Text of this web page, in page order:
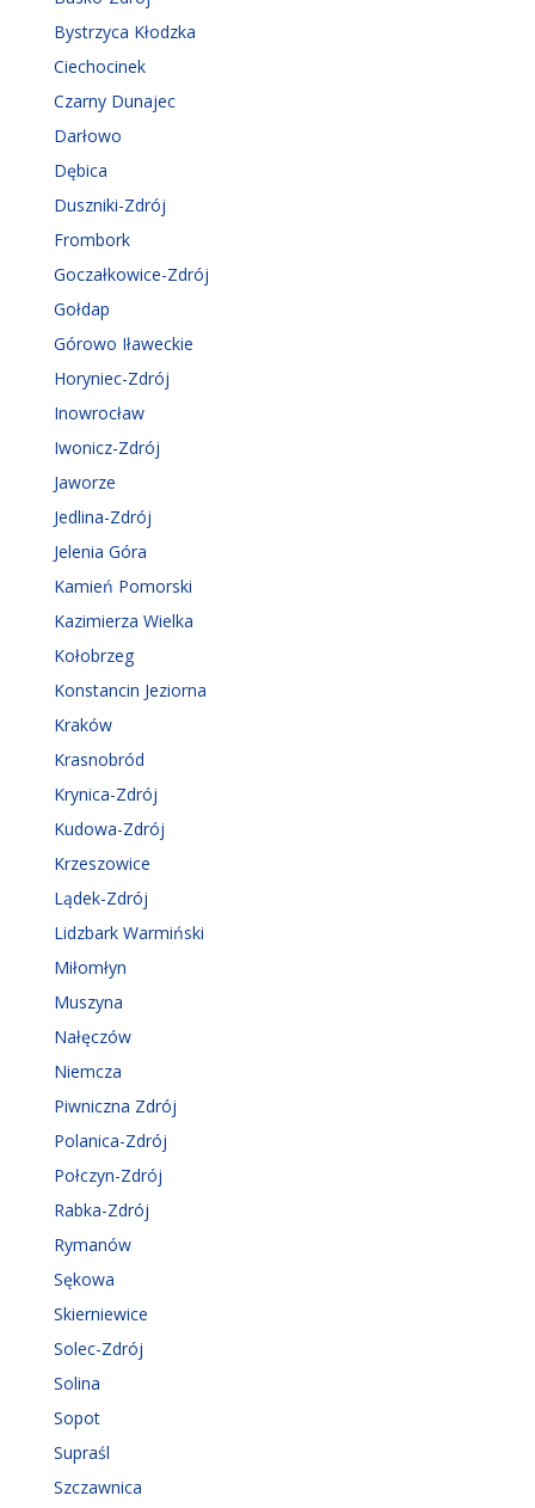
Bystrzyca Kłodzka
Ciechocinek
Czarny Dunajec
Darłowo
Dębica
Duszniki-Zdrój
Frombork
Goczałkowice-Zdrój
Gołdap
Górowo Iławeckie
Horyniec-Zdrój
Inowrocław
Iwonicz-Zdrój
Jaworze
Jedlina-Zdrój
Jelenia Góra
Kamień Pomorski
Kazimierza Wielka
Kołobrzeg
Konstancin Jeziorna
Kraków
Krasnobród
Krynica-Zdrój
Kudowa-Zdrój
Krzeszowice
Lądek-Zdrój
Lidzbark Warmiński
Miłomłyn
Muszyna
Nałęczów
Niemcza
Piwniczna Zdrój
Polanica-Zdrój
Połczyn-Zdrój
Rabka-Zdrój
Rymanów
Sękowa
Skierniewice
Solec-Zdrój
Solina
Sopot
Supraśl
Szczawnica